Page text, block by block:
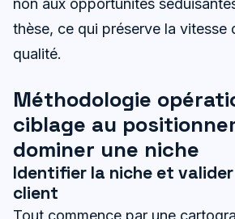
non aux opportunités
thèse, ce qui préserve la vitesse
qualité.
Méthodologie
ciblage au
dominer une niche
Identifier la niche et
client
Tout commence par une